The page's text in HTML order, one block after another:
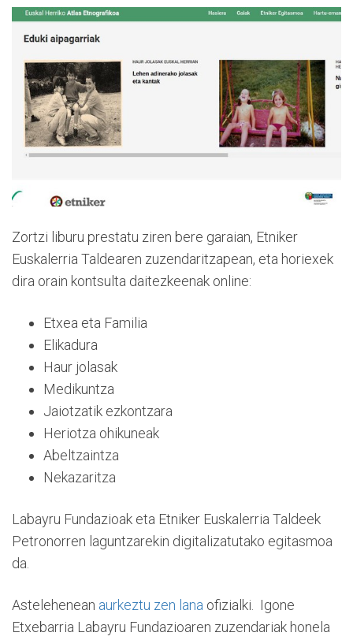
Zortzi liburu prestatu ziren bere garaian, Etniker
Euskalerria Taldearen zuzendaritzapean, eta horiexek
dira orain kontsulta daitezkeenak online:
Etxea eta Familia
Elikadura
Haur jolasak
Medikuntza
Jaiotzatik ezkontzara
Heriotza ohikuneak
Abeltzaintza
Nekazaritza
Labayru Fundazioak eta Etniker Euskalerria Taldeek
Petronorren laguntzarekin digitalizatutako egitasmoa
da.
Astelehenean aurkeztu zen lana ofizialki. Igone
Etxebarria Labayru Fundazioaren zuzendariak honela